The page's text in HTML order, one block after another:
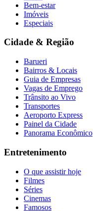
Bem-estar
Imóveis
Especiais
Cidade & Região
Barueri
Bairros & Locais
Guia de Empresas
Vagas de Emprego
Trânsito ao Vivo
Transportes
Aeroporto Express
Painel da Cidade
Panorama Econômico
Entretenimento
O que assistir hoje
Filmes
Séries
Cinemas
Famosos